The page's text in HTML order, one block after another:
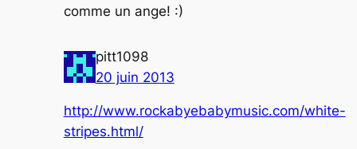
comme un ange! :)
pitt1098
20 juin 2013
http://www.rockabyebabymusic.com/white-
stripes.html/